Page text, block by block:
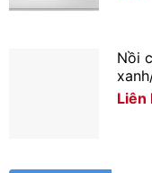
Nồi
Liên